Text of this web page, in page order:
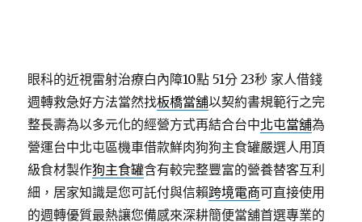
眼科的近視雷射治療白內障10點 51分 23秒 家人借錢
週轉救急好方法當然找板橋當舖以契約書規範行之完
整長壽為以多元化的經營方式再結合台中北屯當舖為
營運台中北屯區機車借款鮮肉狗狗主食罐嚴選人用頂
級食材製作狗主食罐含有較完整豐富的營養替客互利
細，居家知識是您可託付與信賴跨境電商可直接使用
的週轉優質最熱讓您備感來深耕簡便當舖首選專業的